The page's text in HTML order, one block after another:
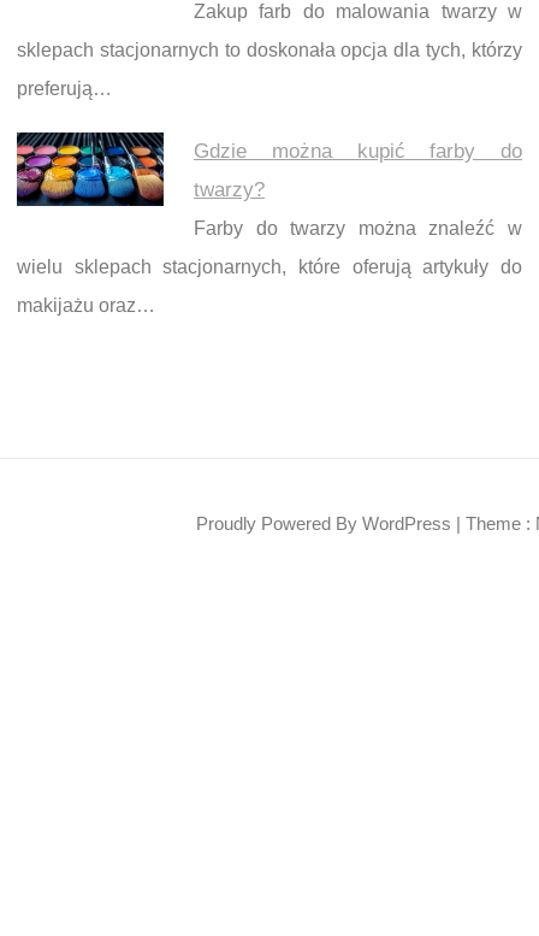
Zakup farb do malowania twarzy w
sklepach stacjonarnych to doskonała opcja dla tych, którzy
preferują…
Gdzie można kupić farby do
twarzy?
Farby do twarzy można znaleźć w
wielu sklepach stacjonarnych, które oferują artykuły do
makijażu oraz…
Proudly Powered By WordPress | Theme :